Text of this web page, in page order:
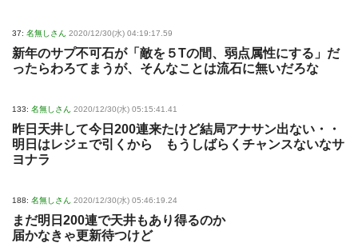
37: 名無しさん 2020/12/30(水) 04:19:17.59
新年のサプ不可石が「敵を５Tの間、弱点属性にする」だ
ったらわろてまうが、そんなことは流石に無いだろな
133: 名無しさん 2020/12/30(水) 05:15:41.41
昨日天井して今日200連来たけど結局アナサン出ない・・
明日はレジェで引くから もうしばらくチャンスないなサ
ヨナラ
188: 名無しさん 2020/12/30(水) 05:46:19.24
まだ明日200連で天井もあり得るのか
届かなきゃ更新待つけど